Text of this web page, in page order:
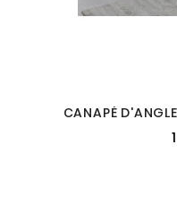
CANAPÉ